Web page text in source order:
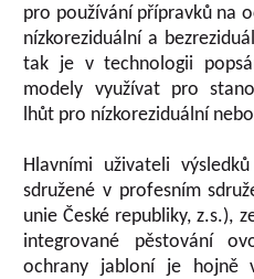
pro používání přípravků na
nízkoreziduální a
tak je v technologii
modely využívat pro
lhůt pro nízkoreziduální
Hlavními uživateli
sdružené v profesním
unie České republiky, z.s.),
integrované pěstování
ochrany jabloní je hojně